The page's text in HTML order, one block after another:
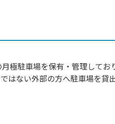
極駐車場を保有・管理して
はない外部の方へ駐車場を